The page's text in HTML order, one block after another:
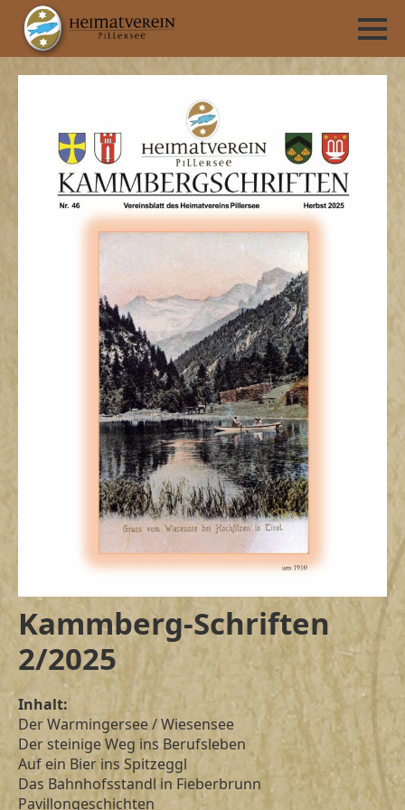
Kammberg-Schriften
2/2025
Inhalt:
Der Warmingersee / Wiesensee
Der steinige Weg ins Berufsleben
Auf ein Bier ins Spitzeggl
Das Bahnhofsstandl in Fieberbrunn
Pavillongeschichten